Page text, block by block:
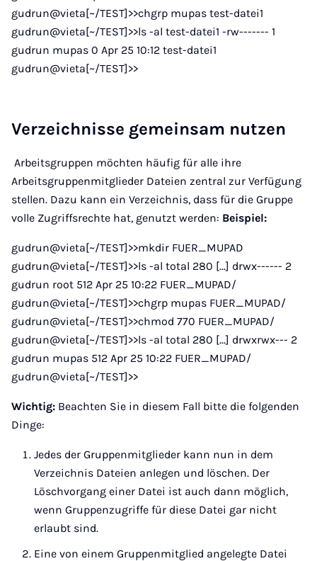
gudrun@vieta[~/TEST]>>chgrp mupas test-datei1
gudrun@vieta[~/TEST]>>ls -al test-datei1 -rw------- 1
gudrun mupas 0 Apr 25 10:12 test-datei1
gudrun@vieta[~/TEST]>>
Verzeichnisse gemeinsam nutzen
Arbeitsgruppen möchten häufig für alle ihre
Arbeitsgruppenmitglieder Dateien zentral zur Verfügung
stellen. Dazu kann ein Verzeichnis, dass für die Gruppe
volle Zugriffsrechte hat, genutzt werden: Beispiel:
gudrun@vieta[~/TEST]>>mkdir FUER_MUPAD
gudrun@vieta[~/TEST]>>ls -al total 280 [...] drwx------ 2
gudrun root 512 Apr 25 10:22 FUER_MUPAD/
gudrun@vieta[~/TEST]>>chgrp mupas FUER_MUPAD/
gudrun@vieta[~/TEST]>>chmod 770 FUER_MUPAD/
gudrun@vieta[~/TEST]>>ls -al total 280 [...] drwxrwx--- 2
gudrun mupas 512 Apr 25 10:22 FUER_MUPAD/
gudrun@vieta[~/TEST]>>
Wichtig: Beachten Sie in diesem Fall bitte die folgenden
Dinge:
Jedes der Gruppenmitglieder kann nun in dem
Verzeichnis Dateien anlegen und löschen. Der
Löschvorgang einer Datei ist auch dann möglich,
wenn Gruppenzugriffe für diese Datei gar nicht
erlaubt sind.
Eine von einem Gruppenmitglied angelegte Datei